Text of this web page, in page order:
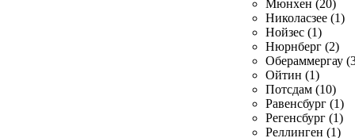
Мюнхен (20)
Николасзее (1)
Нойзес (1)
Нюрнберг (2)
Обераммергау
Ойтин (1)
Потсдам (10)
Равенсбург (1)
Регенсбург (1)
Реллинген (1)